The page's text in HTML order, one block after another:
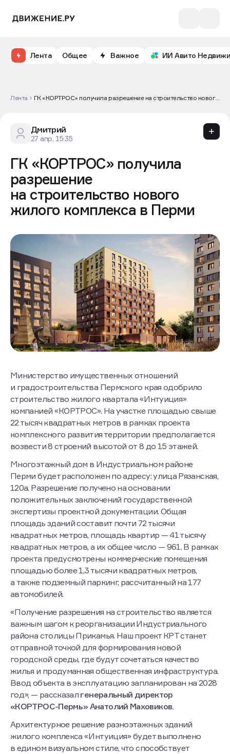
Лента Общее Важное ИИ Авито
Лента
ГК «КОРТРОС» получила разрешение на строительство нового
Дмитрий
27 апр, 15:35
ГК «КОРТРОС» получила
разрешение
на строительство нового
жилого комплекса в Перми
Министерство имущественных отношений
и градостроительства Пермского края одобрило
строительство жилого квартала «Интуиция»
компанией «КОРТРОС». На участке площадью свыше
22 тысяч квадратных метров в рамках проекта
комплексного развития территории предполагается
возвести 8 строений высотой от 8 до 15 этажей.
Многоэтажный дом в Индустриальном районе
Перми будет расположен по адресу: улица Рязанская,
120а. Разрешение получено на основании
положительных заключений государственной
экспертизы проектной документации. Общая
площадь зданий составит почти 72 тысячи
квадратных метров, площадь квартир — 41 тысячу
квадратных метров, а их общее число — 961. В рамках
проекта предусмотрены коммерческие помещения
площадью более 1,3 тысячи квадратных метров,
а также подземный паркинг, рассчитанный на 177
автомобилей.
«Получение разрешения на строительство является
важным шагом к реорганизации Индустриального
района столицы Прикамья. Наш проект КРТ станет
отправной точкой для формирования новой
городской среды, где будут сочетаться качество
жилья и продуманная общественная инфраструктура.
Ввод объекта в эксплуатацию запланирован на 2028
год», — рассказал генеральный директор
«КОРТРОС-Пермь» Анатолий Маховиков.
Архитектурное решение разноэтажных зданий
жилого комплекса «Интуиция» будет выполнено
в едином визуальном стиле, что способствует